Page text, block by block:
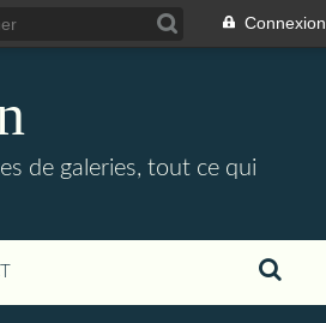
Connexion
de galeries, tout ce qui